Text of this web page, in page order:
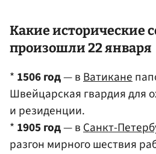
Какие исторические
произошли 22 января
* 1506 год— вВатикане
Швейцарская гвардия для
и резиденции.
* 1905 год— вСанкт-
разгон мирного шествия